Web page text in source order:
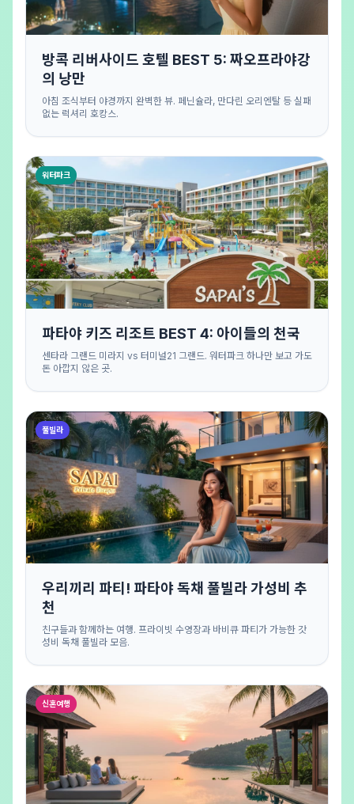
방콕 리버사이드 호텔 BEST 5: 짜오프라야강
의 낭만
아침 조식부터 야경까지 완벽한 뷰. 페닌슐라, 만다린 오리엔탈 등 실패
없는 럭셔리 호캉스.
워터파크
파타야 키즈 리조트 BEST 4: 아이들의 천국
센타라 그랜드 미라지 vs 터미널21 그랜드. 워터파크 하나만 보고 가도
돈 아깝지 않은 곳.
풀빌라
우리끼리 파티! 파타야 독채 풀빌라 가성비 추
천
친구들과 함께하는 여행. 프라이빗 수영장과 바비큐 파티가 가능한 갓
성비 독채 풀빌라 모음.
신혼여행